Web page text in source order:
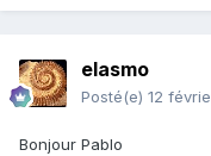
elasmo
Posté(e) 12
Bonjour Pablo